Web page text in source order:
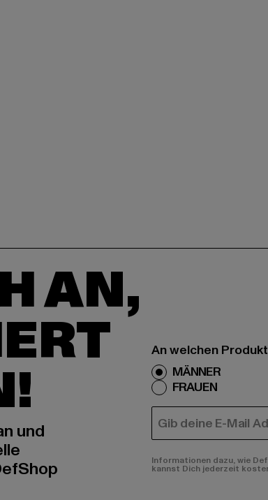
AN,
und
An welchen
MÄNNER
FRAUEN
E-MAIL
Informationen dazu, wie
kannst Dich jederzeit